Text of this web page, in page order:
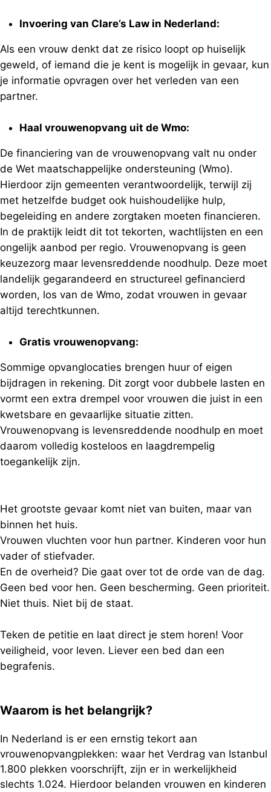
Invoering van Clare’s Law in Nederland:
Als een vrouw denkt dat ze risico loopt op huiselijk
geweld, of iemand die je kent is mogelijk in gevaar, kun
je informatie opvragen over het verleden van een
partner.
Haal vrouwenopvang uit de Wmo:
De financiering van de vrouwenopvang valt nu onder
de Wet maatschappelijke ondersteuning (Wmo).
Hierdoor zijn gemeenten verantwoordelijk, terwijl zij
met hetzelfde budget ook huishoudelijke hulp,
begeleiding en andere zorgtaken moeten financieren.
In de praktijk leidt dit tot tekorten, wachtlijsten en een
ongelijk aanbod per regio. Vrouwenopvang is geen
keuzezorg maar levensreddende noodhulp. Deze moet
landelijk gegarandeerd en structureel gefinancierd
worden, los van de Wmo, zodat vrouwen in gevaar
altijd terechtkunnen.
Gratis vrouwenopvang:
Sommige opvanglocaties brengen huur of eigen
bijdragen in rekening. Dit zorgt voor dubbele lasten en
vormt een extra drempel voor vrouwen die juist in een
kwetsbare en gevaarlijke situatie zitten.
Vrouwenopvang is levensreddende noodhulp en moet
daarom volledig kosteloos en laagdrempelig
toegankelijk zijn.
Het grootste gevaar komt niet van buiten, maar van
binnen het huis.
Vrouwen vluchten voor hun partner. Kinderen voor hun
vader of stiefvader.
En de overheid? Die gaat over tot de orde van de dag.
Geen bed voor hen. Geen bescherming. Geen prioriteit.
Niet thuis. Niet bij de staat.
Teken de petitie en laat direct je stem horen! Voor
veiligheid, voor leven. Liever een bed dan een
begrafenis.
Waarom is het belangrijk?
In Nederland is er een ernstig tekort aan
vrouwenopvangplekken: waar het Verdrag van Istanbul
1.800 plekken voorschrijft, zijn er in werkelijkheid
slechts 1.024. Hierdoor belanden vrouwen en kinderen